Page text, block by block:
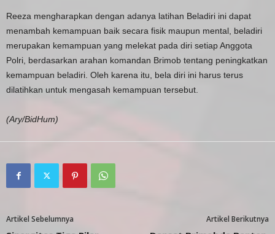
Reeza mengharapkan dengan adanya latihan Beladiri ini dapat
menambah kemampuan baik secara fisik maupun mental, beladiri
merupakan kemampuan yang melekat pada diri setiap Anggota
Polri, berdasarkan arahan komandan Brimob tentang peningkatkan
kemampuan beladiri. Oleh karena itu, bela diri ini harus terus
dilatihkan untuk mengasah kemampuan tersebut.
(Ary/BidHum)
Artikel Sebelumnya Artikel Berikutnya